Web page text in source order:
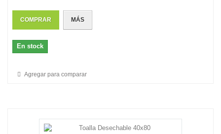
COMPRAR MÁS
En stock
Agregar para comparar